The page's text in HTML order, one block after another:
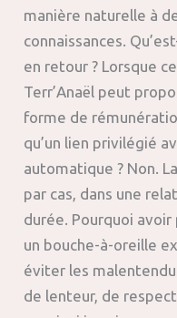
manière naturelle à
connaissances.
en retour ? Lorsque
Terr’Anaël peut
forme de
qu’un lien privilégié
automatique ? Non.
par cas, dans une
durée. Pourquoi avoir
un bouche-à-oreille
éviter les
de lenteur, de